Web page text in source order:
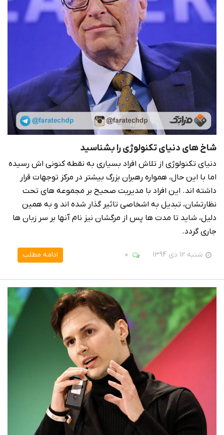
شاخ های دنیای تکنولوژی را بشناسید
دنیای تکنولوژی از تلاش افراد بسیاری به نقطه کنونی اش رسیده
اما با این حال، همواره رهبران بزرگ بیشتر در مرکز توجهات قرار
داشته اند. این افراد با مدیریت صحیح بر مجموعه های تحت
نظارتشان، تبدیل به اشخاصی تاثیر گذار شده اند و به همین
دلیل، شاید تا مدت ها پس از مرگشان نیز نام آنها بر سر زبان ها
جاری گردد.
شنبه 12 دی 1394 0 ادامه مطلب